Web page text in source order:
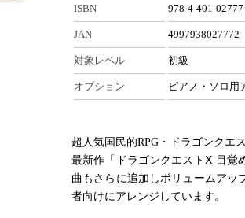
ISBN 978-4-401-
JAN 4997938027772
対象レベル 初級
オプション ピアノ・ソロ用
超人気国民的RPG・ドラゴンクエ
最新作「ドラゴンクエストⅩ 目覚
曲もさらに追加しボリュームアッ
者向けにアレンジしています。